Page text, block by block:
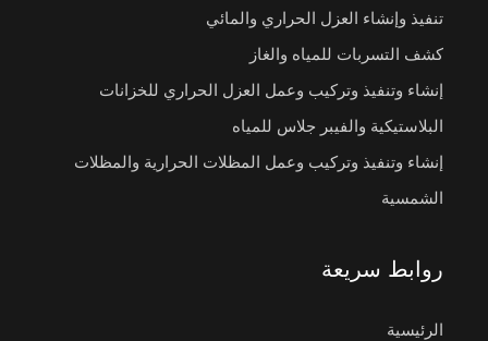
تنفيذ وإنشاء العزل الحراري والمائي
كشف التسربات للمياه والغاز
إنشاء وتنفيذ وتركيب وعمل العزل الحراري للخزانات
البلاستيكية والفيبر جلاس للمياه
إنشاء وتنفيذ وتركيب وعمل المظلات الحرارية والمظلات
الشمسية
روابط سريعة
الرئيسية